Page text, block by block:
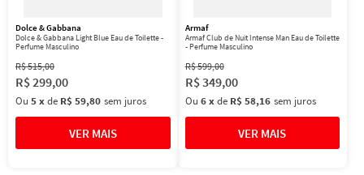
Dolce & Gabbana
Dolce & Gabbana Light Blue Eau de Toilette -
Perfume Masculino
R$515,00
R$299,00
Ou 5xde R$ 59,80 sem juros
Armaf
Armaf Club de Nuit Intense Man Eau de Toilette
- Perfume Masculino
R$599,00
R$349,00
Ou 6 xde R$ 58,16 sem juros